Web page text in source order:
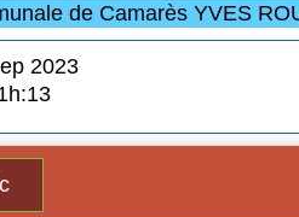
de Camarès YVES
2023